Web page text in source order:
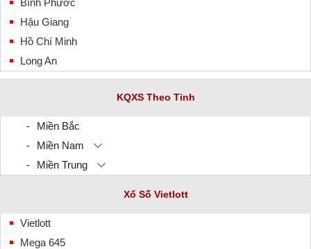
Bình Phước
Hậu Giang
Hồ Chí Minh
Long An
KQXS Theo Tỉnh
Miền Bắc
Miền Nam
Miền Trung
Xổ Số Vietlott
Vietlott
Mega 645